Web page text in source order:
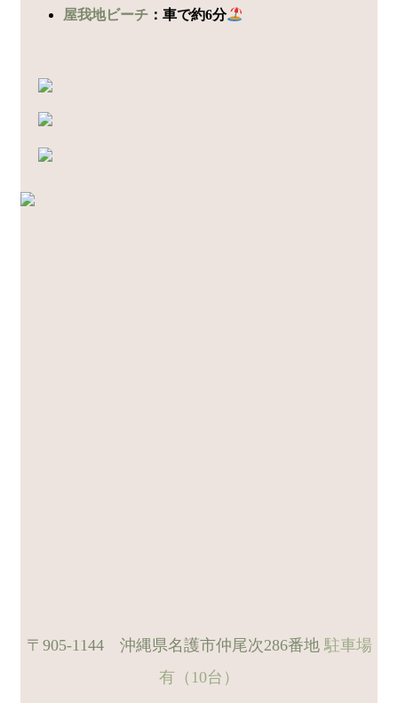
屋我地ビーチ ：車で約6分
〒905-1144 沖縄県名護市仲尾次286番地駐車場
有（10台）